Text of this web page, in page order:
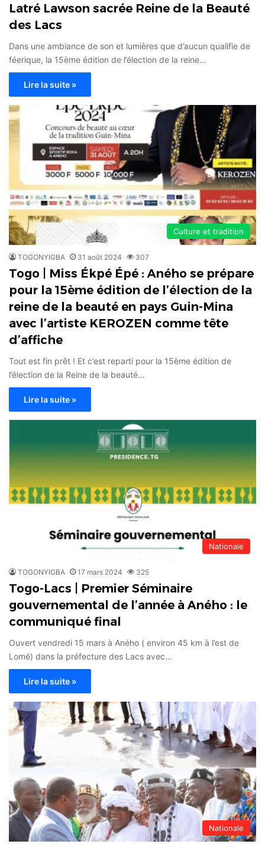
Latré Lawson sacrée Reine de la Beauté
des Lacs
Dans une ambiance de son et lumières que d’aucun qualifie de
féerique, la 15ème édition de l’élection de la reine…
Lire la suite »
Culture et tradition
TOGONYIGBA 31 août 2024 307
Togo | Miss Ékpé Épé : Aného se prépare
pour la 15ème édition de l’élection de la
reine de la beauté en pays Guin-Mina
avec l’artiste KEROZEN comme tête
d’affiche
Tout est fin prêt ! Et c’est reparti pour la 15ème édition de
l’élection de la Reine de la beauté…
Lire la suite »
Nationale
TOGONYIGBA 17 mars 2024 325
Togo-Lacs | Premier Séminaire
gouvernemental de l’année à Aného : le
communiqué final
Ouvert vendredi 15 mars à Aného ( environ 45 km à l’est de
Lomé) dans la préfecture des Lacs avec…
Lire la suite »
Nationale